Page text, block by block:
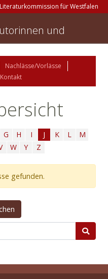
für Westfalen
und
Nachlässe/Vorlässe
Kontakt
G H I J K L
M
W Y Z
gefunden.